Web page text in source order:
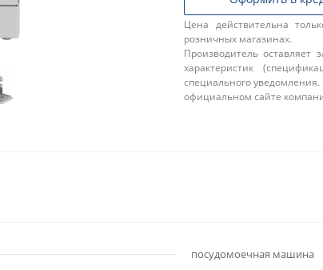
Цена действительна
розничных магазинах.
Производитель
характеристик
специального
официальном сайте
посудомоечная машина